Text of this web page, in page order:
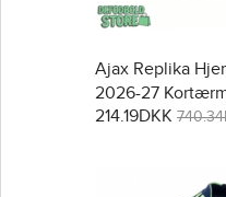
Ajax Replika
2026-27
214.19DKK